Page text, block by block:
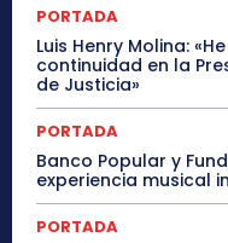
PORTADA
Luis Henry Molina:
continuidad en la
de Justicia»
PORTADA
Banco Popular y
experiencia musical
PORTADA